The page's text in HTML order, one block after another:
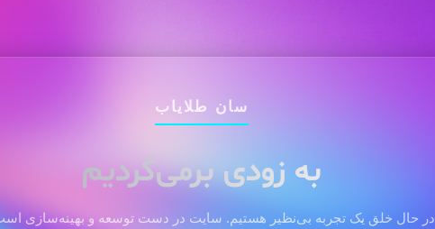
سان طلایاب
به زودی برمی‌گردیم
در حال خلق یک تجربه بی‌نظیر هستیم. سایت در دست توسعه و بهینه‌سازی